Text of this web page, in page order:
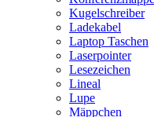
Kugelschreiber
Ladekabel
Laptop Taschen
Laserpointer
Lesezeichen
Lineal
Lupe
Mäppchen